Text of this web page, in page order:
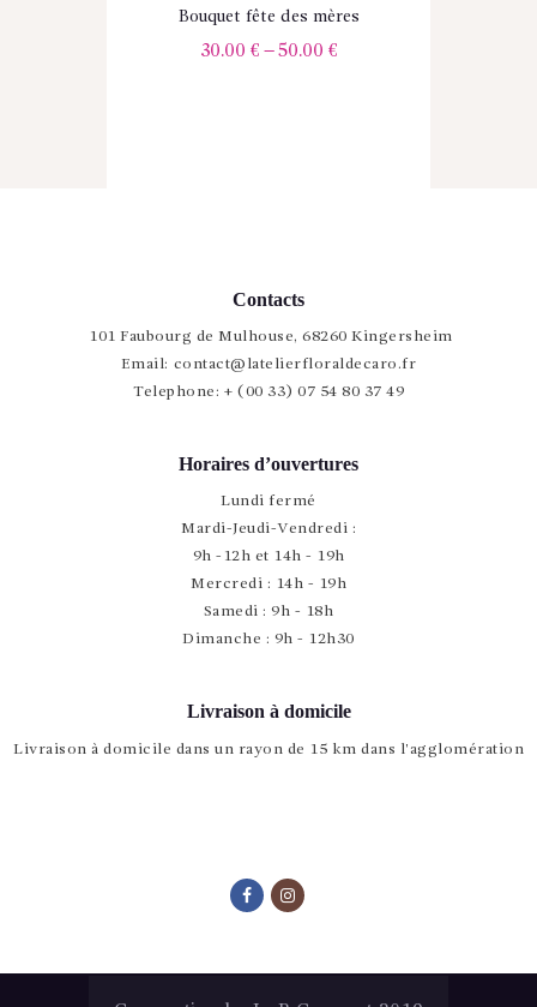
Bouquet fête des mères
30.00 € –50.00 €
Contacts
101 Faubourg de Mulhouse, 68260 Kingersheim
Email: contact@latelierfloraldecaro.fr
Telephone: + (00 33) 07 54 80 37 49
Horaires d’ouvertures
Lundi fermé
Mardi-Jeudi-Vendredi :
9h -12h et 14h - 19h
Mercredi : 14h - 19h
Samedi : 9h - 18h
Dimanche : 9h - 12h30
Livraison à domicile
Livraison à domicile dans un rayon de 15 km dans l'agglomération